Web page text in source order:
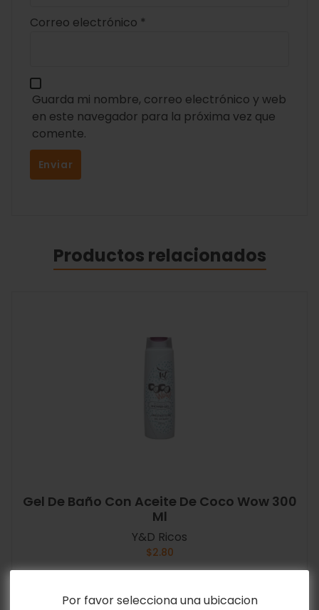
Por favor selecciona una ubicacion
Correo electrónico *
Guarda mi nombre, correo electrónico y web
en este navegador para la próxima vez que
comente.
Productos relacionados
Gel De Baño Con Aceite De Coco Wow 300
Ml
Y&D Ricos
$2.80